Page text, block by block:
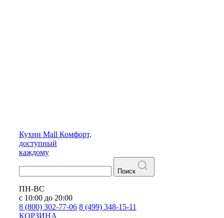
Кухни Mall Комфорт,
доступный
каждому
Поиск
ПН-ВС
с 10:00 до 20:00
8 (800) 302-77-06 8 (499) 348-15-11
КОРЗИНА